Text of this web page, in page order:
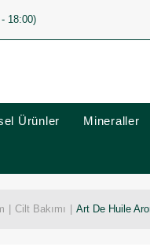
18:00)
Ürünler Mineraller
Cilt Bakımı Art De Huile